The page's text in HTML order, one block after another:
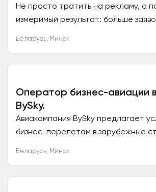
Не просто тратить на рекламу, а
измеримый результат: больше
медицина, IT,...
Беларусь, Минск
Оператор бизнес-авиации
BySky.
Авиакомпания BySky предлагает
бизнес-перелетам в зарубежные
самолетов авиакомпании...
Беларусь, Минск